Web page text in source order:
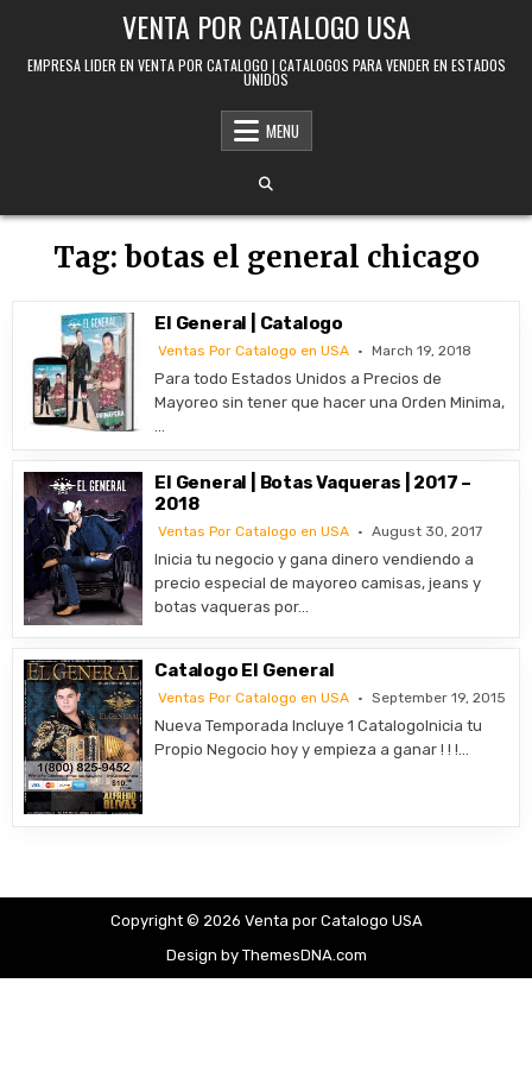
VENTA POR CATALOGO USA
EMPRESA LIDER EN VENTA POR CATALOGO | CATALOGOS PARA VENDER EN ESTADOS
UNIDOS
MENU
Tag: botas el general chicago
El General | Catalogo
Ventas Por Catalogo en USA March 19, 2018
Para todo Estados Unidos a Precios de
Mayoreo sin tener que hacer una Orden Minima,
…
El General | Botas Vaqueras | 2017 –
2018
Ventas Por Catalogo en USA August 30, 2017
Inicia tu negocio y gana dinero vendiendo a
precio especial de mayoreo camisas, jeans y
botas vaqueras por…
Catalogo El General
Ventas Por Catalogo en USA September 19, 2015
Nueva Temporada Incluye 1 CatalogoInicia tu
Propio Negocio hoy y empieza a ganar ! ! !…
Copyright © 2026 Venta por Catalogo USA
Design by ThemesDNA.com